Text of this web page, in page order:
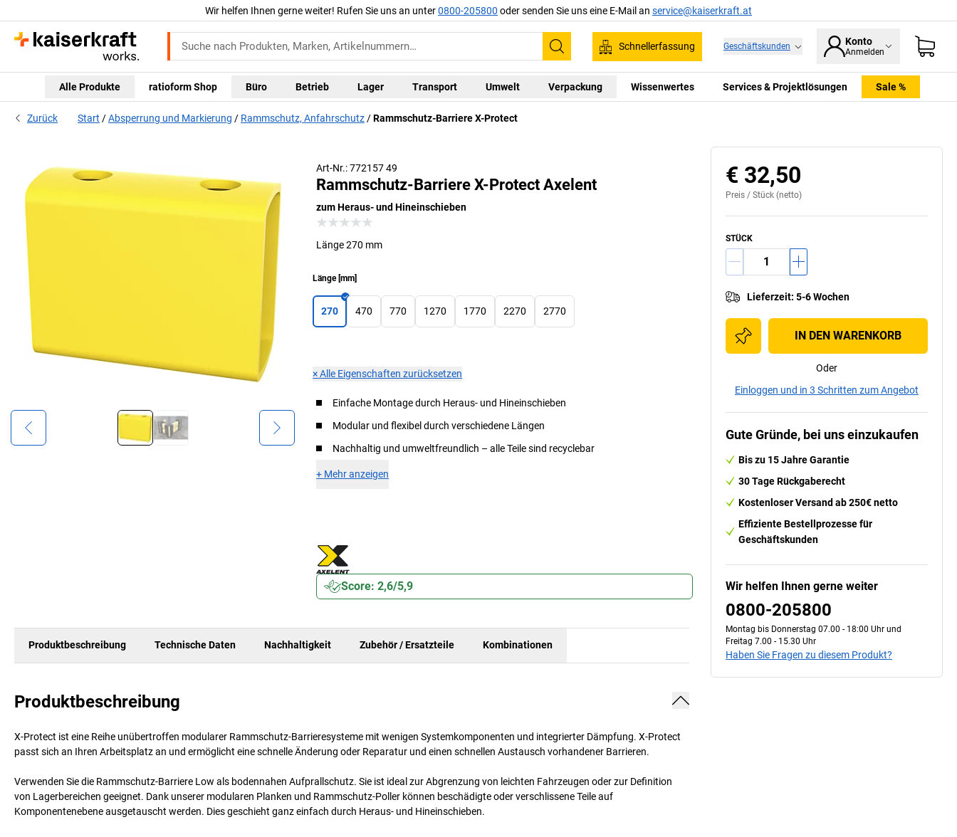
Wir helfen Ihnen gerne weiter! Rufen Sie uns an unter0800-205800 oder senden Sie uns eine E-Mail an service@kaiserkraft.at
Suchen
Schnellerfassung Geschäftskunden Konto
Anmelden
Alle Produkte ratioform Shop Büro Betrieb Lager Transport Umwelt Verpackung Wissenwertes Services & Projektlösungen Sale %
Zurück Start Absperrung und Markierung Rammschutz, Anfahrschutz Rammschutz-Barriere X-Protect
Art-Nr.: 772157 49
Rammschutz-Barriere X-Protect Axelent
zum Heraus- und Hineinschieben
Länge 270 mm
Länge[mm]
270 470 770 1270 1770 2270 2770
×Alle Eigenschaften zurücksetzen
Einfache Montage durch Heraus- und Hineinschieben
Modular und flexibel durch verschiedene Längen
Nachhaltig und umweltfreundlich – alle Teile sind recyclebar
+ Mehr anzeigen
Score: 2,6/5,9
Produktbeschreibung Technische Daten Nachhaltigkeit Zubehör / Ersatzteile Kombinationen
Produktbeschreibung
X-Protect ist eine Reihe unübertroffen modularer Rammschutz-Barrieresysteme mit wenigen Systemkomponenten und integrierter Dämpfung. X-Protect
passt sich an Ihren Arbeitsplatz an und ermöglicht eine schnelle Änderung oder Reparatur und einen schnellen Austausch vorhandener Barrieren.
Verwenden Sie die Rammschutz-Barriere Low als bodennahen Aufprallschutz. Sie ist ideal zur Abgrenzung von leichten Fahrzeugen oder zur Definition
von Lagerbereichen geeignet. Dank unserer modularen Planken und Rammschutz-Poller können beschädigte oder verschlissene Teile auf
Komponentenebene ausgetauscht werden. Dies geschieht ganz einfach durch Heraus- und Hineinschieben.
€ 32,50
Preis / Stück (netto)
STÜCK
Lieferzeit: 5-6 Wochen
IN DEN WARENKORB
Oder
Einloggen und in 3 Schritten zum Angebot
Gute Gründe, bei uns einzukaufen
Bis zu 15 Jahre Garantie
30 Tage Rückgaberecht
Kostenloser Versand ab 250€ netto
Effiziente Bestellprozesse für
Geschäftskunden
Wir helfen Ihnen gerne weiter
0800-205800
Montag bis Donnerstag 07.00 - 18:00 Uhr und
Freitag 7.00 - 15.30 Uhr
Haben Sie Fragen zu diesem Produkt?